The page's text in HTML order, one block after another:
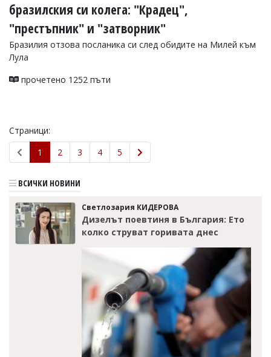
бразилския си колега: "Крадец",
"престъпник" и "затворник"
Бразилия отзова посланика си след обидите на Милей към
Лула
прочетено 1252 пъти
Страници:
1
2 3 4 5
ВСИЧКИ НОВИНИ
Светлозария КИДЕРОВА
Дизелът поевтиня в България: Ето
колко струват горивата днес